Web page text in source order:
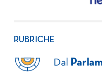
RUBRICHE
Dal